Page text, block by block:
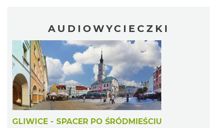
AUDIOWYCIECZKI
GLIWICE - SPACER PO ŚRÓDMIEŚCIU